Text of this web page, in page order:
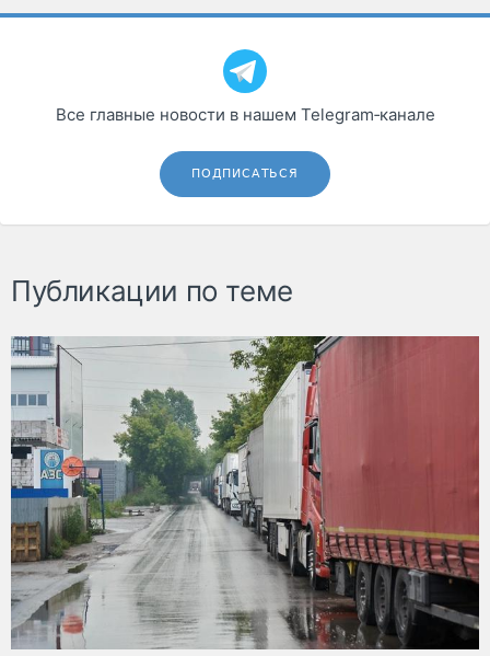
Все главные новости в нашем Telegram‑канале
ПОДПИСАТЬСЯ
Публикации по теме